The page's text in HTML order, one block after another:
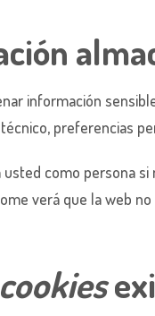
información
preferencias
como persona
verá que la web
cookies